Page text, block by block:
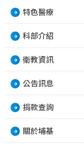
特色醫療
科部介紹
衛教資訊
公告訊息
捐款查詢
關於埔基